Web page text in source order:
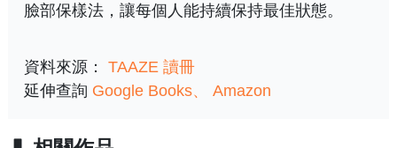
臉部保樣法，讓每個人能持續保持最佳狀態。
資料來源： TAAZE 讀冊
延伸查詢 Google Books Amazon